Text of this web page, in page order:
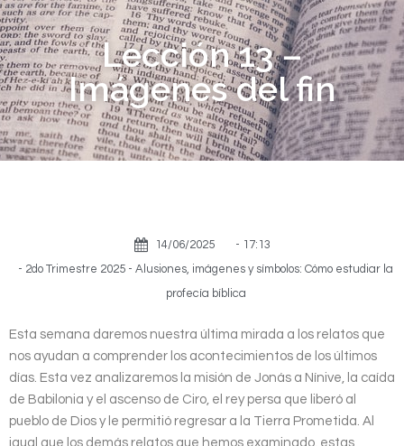
Lección 13 –
Imágenes del fin
14/06/2025 - 17:13
- 2do Trimestre 2025 - Alusiones, imágenes y símbolos: Cómo estudiar la
profecía bíblica
Esta semana daremos nuestra última mirada a los relatos que
nos ayudan a comprender los acontecimientos de los últimos
días. Esta vez analizaremos la misión de Jonás a Nínive, la caída
de Babilonia y el ascenso de Ciro, el rey persa que liberó al
pueblo de Dios y le permitió regresar a la Tierra Prometida. Al
igual que los demás relatos que hemos examinado, estas